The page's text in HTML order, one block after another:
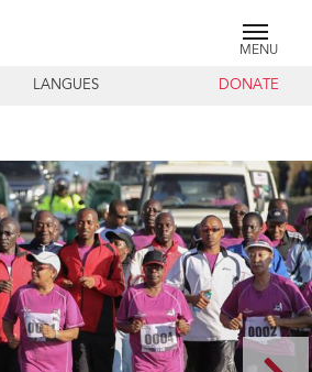
MENU
LANGUES DONATE